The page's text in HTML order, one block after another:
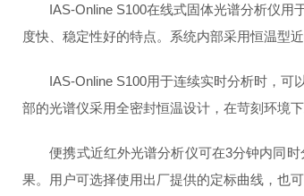
IAS-Online S100在线式固体光谱分析仪用于
度快、稳定性好的特点。系统内部采用恒温型
IAS-Online S100用于连续实时分析时，可以
部的光谱仪采用全密封恒温设计，在苛刻环境
便携式近红外光谱分析仪可在3分钟内同时
果。用户可选择使用出厂提供的定标曲线，也